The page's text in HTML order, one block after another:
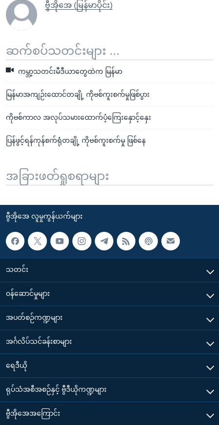
ဗွီအိုအေ (မြန်မာပိုင်း)
ဆက်စပ်သတင်းများ ...
ကမ္ဘာ့သတင်းမီဒီယာတွေထဲက မြန်မာ
မြန်မာအကျဉ်းထောင်တချို့ ကိုဗစ်ကူးစက်မှုဖြစ်ပွား
ကိုဗစ်ကာလ အလုပ်သမားထောက်ပံ့ကြေးနှောင့်နှေး
ပြန်ဖွင့်ရန်ကုန်စက်ရုံတချို့ ကိုဗစ်ကူးစက်မှု ဖြစ်နေ
အခြားဖတ်ရှုစရာများ
ဗွီအိုအေ လူမှုကွန်ယက်များ
သတင်း
၀န်ဆောင်မှုများ
အပတ်စဉ်ကဏ္ဍများ
အင်္ဂလိပ်သင်ခန်းစာများ
ရေဒီယို
ရုပ်သံအစီအစဉ်နှင့် ဗွီဒီယိုကဏ္ဍများ
ဗွီအိုအေအကြောင်း